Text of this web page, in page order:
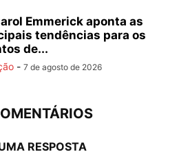
Emmerick aponta as
tendências para os
de...
- 7 de agosto de 2026
RESPOSTA